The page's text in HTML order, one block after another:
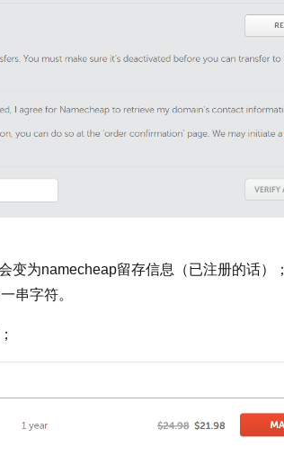
变为namecheap留存信息（已注册的话）；
串字符。